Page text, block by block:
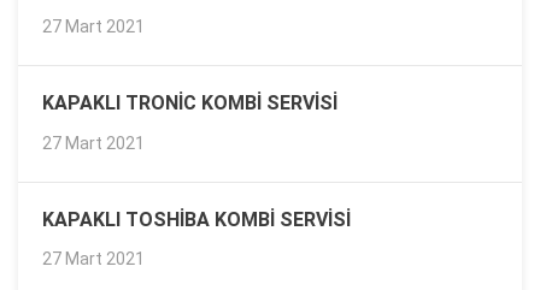
27 Mart 2021
KAPAKLI TRONIC KOMBI SERVISI
27 Mart 2021
KAPAKLI TOSHIBA KOMBI SERVISI
27 Mart 2021